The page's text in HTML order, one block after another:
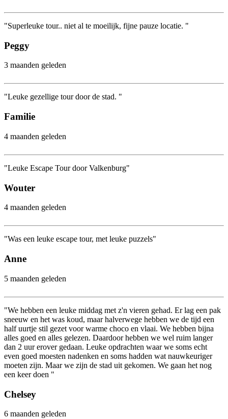
"Superleuke tour.. niet al te moeilijk, fijne pauze locatie. "
Peggy
3 maanden geleden
"Leuke gezellige tour door de stad. "
Familie
4 maanden geleden
"Leuke Escape Tour door Valkenburg"
Wouter
4 maanden geleden
"Was een leuke escape tour, met leuke puzzels"
Anne
5 maanden geleden
"We hebben een leuke middag met z'n vieren gehad. Er lag een pak
sneeuw en het was koud, maar halverwege hebben we de tijd een
half uurtje stil gezet voor warme choco en vlaai. We hebben bijna
alles goed en alles gelezen. Daardoor hebben we wel ruim langer
dan 2 uur erover gedaan. Leuke opdrachten waar we soms echt
even goed moesten nadenken en soms hadden wat nauwkeuriger
moeten zijn. Maar we zijn de stad uit gekomen. We gaan het nog
een keer doen "
Chelsey
6 maanden geleden